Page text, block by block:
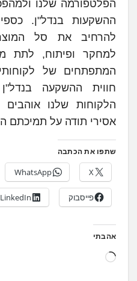
הפלטפורמה שלנו
ההשקעות בנדל"ן.
להרחיב את סל
למחקר ופיתוח, לתת
המתפתחים של
חווית ההשקעה
אסירי תודה על תמיכתם
שתפו את הכתבה
X
WhatsApp
פייסבוק LinkedIn
אהבתי
ט